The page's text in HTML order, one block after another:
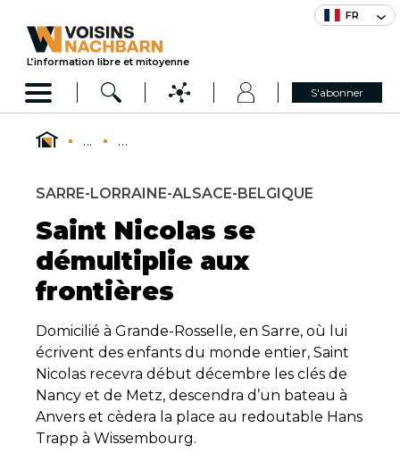
FR
L’information libre et mitoyenne
S'abonner
... ...
SARRE-LORRAINE-ALSACE-BELGIQUE
Saint Nicolas se
démultiplie aux
frontières
Domicilié à Grande-Rosselle, en Sarre, où lui
écrivent des enfants du monde entier, Saint
Nicolas recevra début décembre les clés de
Nancy et de Metz, descendra d’un bateau à
Anvers et cèdera la place au redoutable Hans
Trapp à Wissembourg.